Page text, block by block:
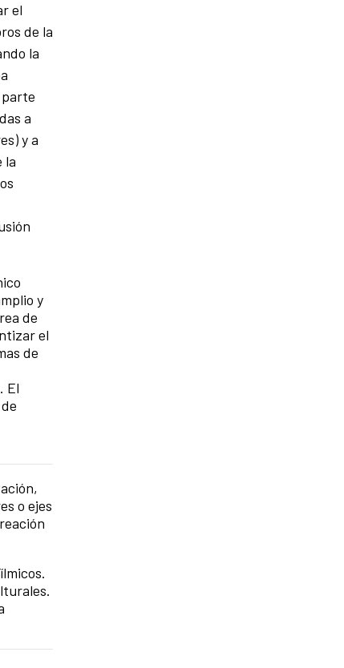
el
de la
la
a
y a
la
y
de
el
de
El
o ejes